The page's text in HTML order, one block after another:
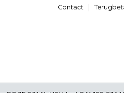
Contact